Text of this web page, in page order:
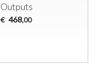
Outputs
€ 468,00